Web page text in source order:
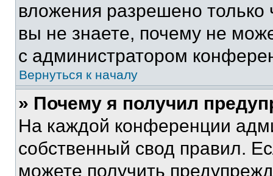
вложения разрешено
вы не знаете, почему не
с администратором
Вернуться к началу
» Почему я получил
На каждой конференции
собственный свод правил.
можете получить